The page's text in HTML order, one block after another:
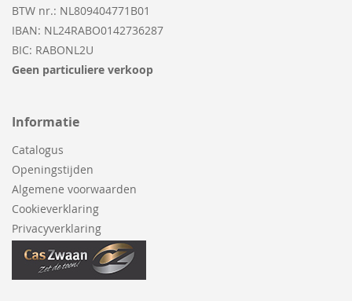
BTW nr.: NL809404771B01
IBAN: NL24RABO0142736287
BIC: RABONL2U
Geen particuliere verkoop
Informatie
Catalogus
Openingstijden
Algemene voorwaarden
Cookieverklaring
Privacyverklaring